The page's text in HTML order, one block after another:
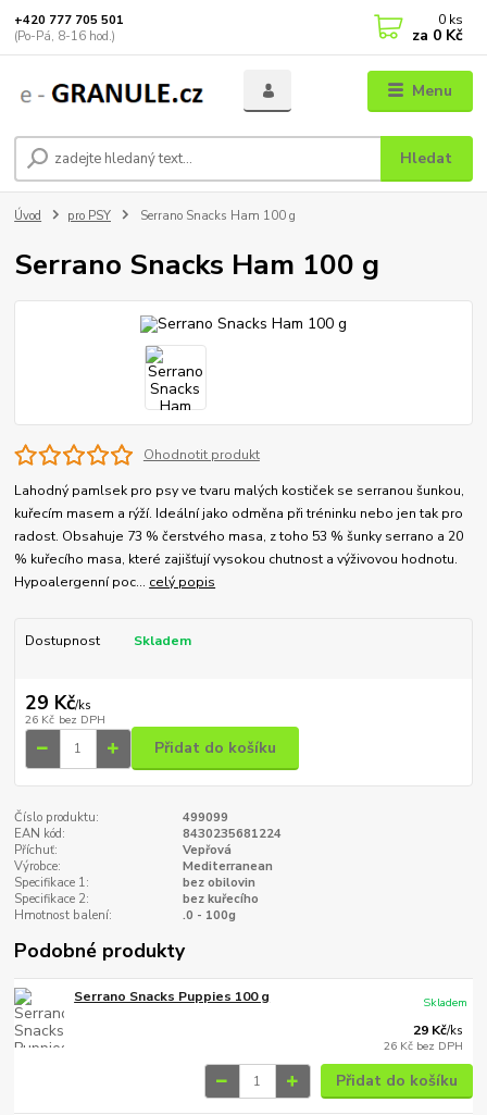
Menu
Hledat
+420 777 705 501
(Po-Pá, 8-16 hod.)
0 ks
za 0 Kč
Úvod pro PSY Serrano Snacks Ham 100 g
Serrano Snacks Ham 100 g
Ohodnotit produkt
Lahodný pamlsek pro psy ve tvaru malých kostiček se serranou šunkou,
kuřecím masem a rýží. Ideální jako odměna při tréninku nebo jen tak pro
radost. Obsahuje 73 % čerstvého masa, z toho 53 % šunky serrano a 20
% kuřecího masa, které zajišťují vysokou chutnost a výživovou hodnotu.
Hypoalergenní poc... celý popis
Dostupnost Skladem
29 Kč/ks
26 Kč bez DPH
Přidat do košíku
Číslo produktu:
499099
EAN kód:
8430235681224
Příchuť:
Vepřová
Výrobce:
Mediterranean
Specifikace 1:
bez obilovin
Specifikace 2:
bez kuřecího
Hmotnost balení:
.0 - 100g
Podobné produkty
Serrano Snacks Puppies 100 g
29 Kč/ks
26 Kč bez DPH
Skladem
Přidat do košíku